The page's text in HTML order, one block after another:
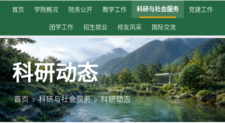
首页 学院概况 院务公开 教学工作 科研与社会服务 党建工作
团学工作 招生就业 校友风采 国际交流
科研动态
首页>科研与社会服务> 科研动态